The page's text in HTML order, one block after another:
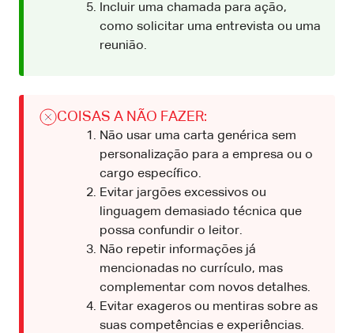
Incluir uma chamada para ação,
como solicitar uma entrevista ou uma
reunião.
COISAS A NÃO FAZER:
Não usar uma carta genérica sem
personalização para a empresa ou o
cargo específico.
Evitar jargões excessivos ou
linguagem demasiado técnica que
possa confundir o leitor.
Não repetir informações já
mencionadas no currículo, mas
complementar com novos detalhes.
Evitar exageros ou mentiras sobre as
suas competências e experiências.